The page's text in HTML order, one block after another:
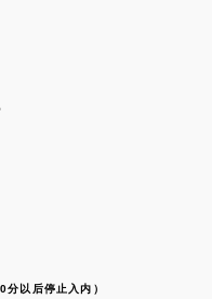
分以后停止入内）